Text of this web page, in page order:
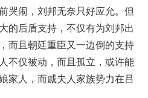
哭闹，刘邦无奈只好应允。但
的后盾支持，不仅有为刘邦出
而且朝廷重臣又一边倒的支持
不仅被动，而且孤立，或许能
家人，而戚夫人家族势力在吕